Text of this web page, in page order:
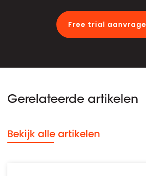
Free trial
Gerelateerde artikelen
Bekijk alle artikelen